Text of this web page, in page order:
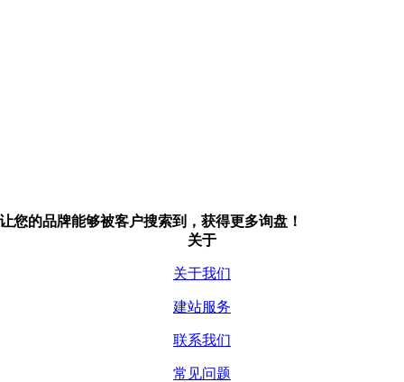
让您的品牌能够被客户搜索到，获得更多询盘！
关于
关于我们
建站服务
联系我们
常见问题